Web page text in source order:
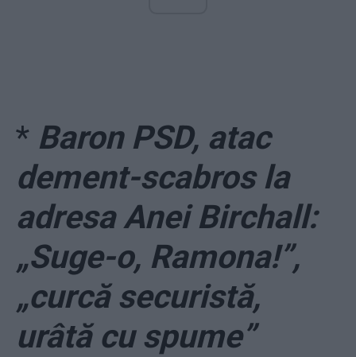
* Baron PSD, atac
dement-scabros la
adresa Anei Birchall:
„Suge-o, Ramona!”,
„curcă securistă,
urâtă cu spume”